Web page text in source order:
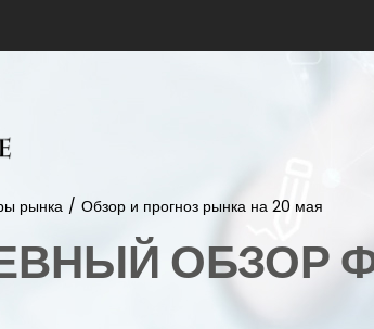
рынка / Обзор и прогноз рынка на 20 мая
ОБЗОР